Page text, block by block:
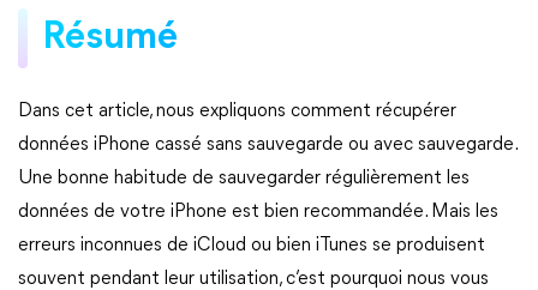
Résumé
Dans cet article, nous expliquons comment récupérer
données iPhone cassé sans sauvegarde ou avec sauvegarde.
Une bonne habitude de sauvegarder régulièrement les
données de votre iPhone est bien recommandée. Mais les
erreurs inconnues de iCloud ou bien iTunes se produisent
souvent pendant leur utilisation, c’est pourquoi nous vous